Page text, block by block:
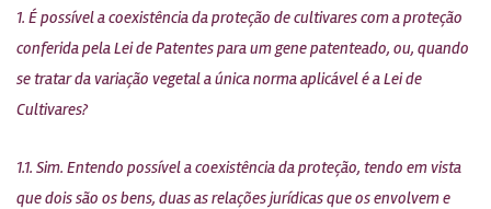
1. É possível a coexistência da proteção de cultivares com a proteção
conferida pela Lei de Patentes para um gene patenteado, ou, quando
se tratar da variação vegetal a única norma aplicável é a Lei de
Cultivares?
1.1. Sim. Entendo possível a coexistência da proteção, tendo em vista
que dois são os bens, duas as relações jurídicas que os envolvem e